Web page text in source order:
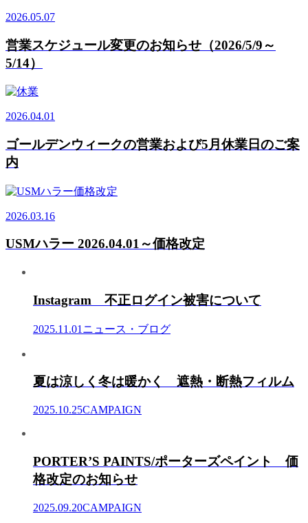
2026.05.07
営業スケジュール変更のお知らせ（2026/5/9～
5/14）
2026.04.01
ゴールデンウィークの営業および5月休業日のご案
内
2026.03.16
USMハラー 2026.04.01～価格改定
Instagram 不正ログイン被害について
2025.11.01 ニュース・ブログ
夏は涼しく冬は暖かく 遮熱・断熱フィルム
2025.10.25CAMPAIGN
PORTER’S PAINTS/ポーターズペイント 価
格改定のお知らせ
2025.09.20CAMPAIGN